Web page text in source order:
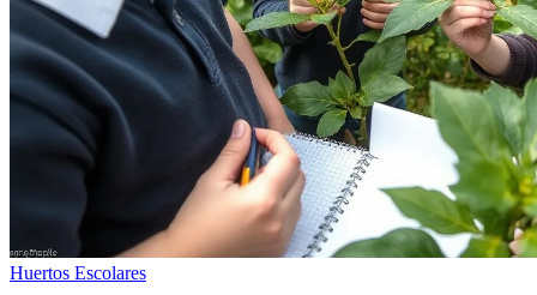
Huertos Escolares